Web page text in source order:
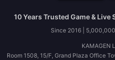
10 Years Trusted Game &
Since 2016 |
KAMAGEN
Room 1508, 15/F, Grand Plaza Office